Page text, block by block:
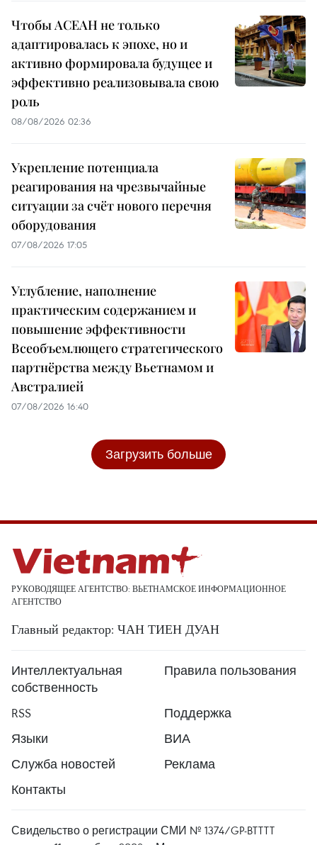
Чтобы АСЕАН не только
адаптировалась к эпохе, но и
активно формировала будущее и
эффективно реализовывала свою
роль
08/08/2026 02:36
Укрепление потенциала
реагирования на чрезвычайные
ситуации за счёт нового перечня
оборудования
07/08/2026 17:05
Углубление, наполнение
практическим содержанием и
повышение эффективности
Всеобъемлющего стратегического
партнёрства между Вьетнамом и
Австралией
07/08/2026 16:40
Загрузить больше
РУКОВОДЯЩЕЕ АГЕНТСТВО: ВЬЕТНАМСКОЕ ИНФОРМАЦИОННОЕ
АГЕНТСТВО
Главный редактор: ЧАН ТИЕН ДУАН
Интеллектуальная
собственность
Правила пользования
RSS
Поддержка
Языки
ВИА
Служба новостей
Реклама
Контакты
Свидельство о регистрации СМИ № 1374/GP-BTTTT